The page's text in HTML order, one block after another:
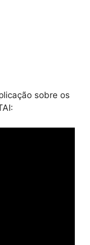
sobre os